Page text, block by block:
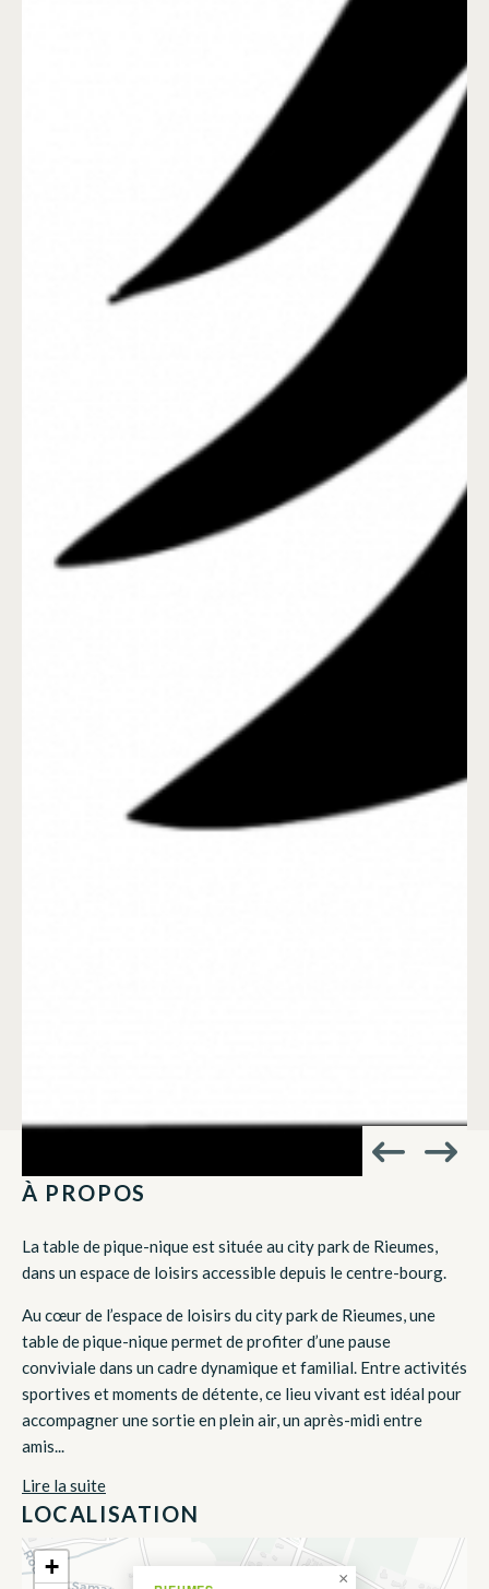
À PROPOS
La table de pique-nique est située au city park de Rieumes,
dans un espace de loisirs accessible depuis le centre-bourg.
Au cœur de l’espace de loisirs du city park de Rieumes, une
table de pique-nique permet de profiter d’une pause
conviviale dans un cadre dynamique et familial. Entre activités
sportives et moments de détente, ce lieu vivant est idéal pour
accompagner une sortie en plein air, un après-midi entre
amis...
Lire la suite
LOCALISATION
×
+